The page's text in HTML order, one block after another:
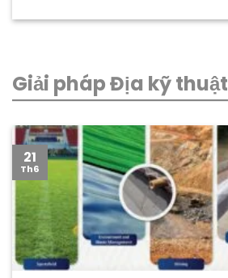
Giải pháp Địa kỹ thuật
21
Th6